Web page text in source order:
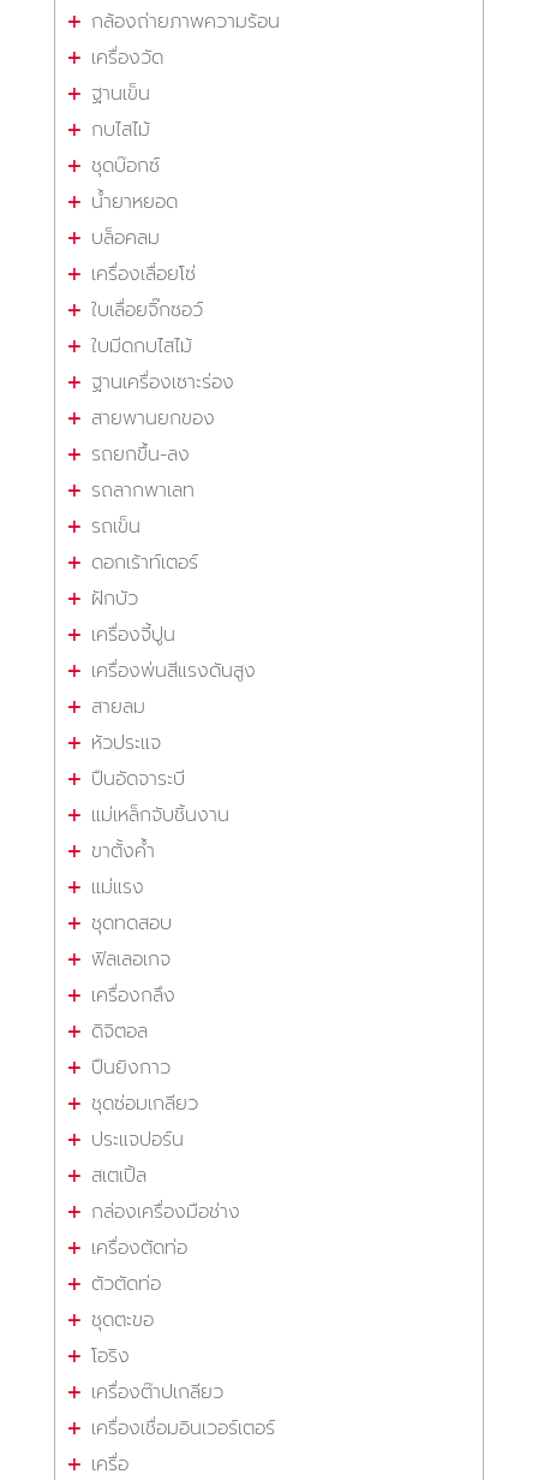
กล้องถ่ายภาพความร้อน
เครื่องวัด
ฐานเข็น
กบไสไม้
ชุดบ๊อกซ์
น้ำยาหยอด
บล็อคลม
เครื่องเลื่อยโซ่
ใบเลื่อยจิ๊กซอว์
ใบมีดกบไสไม้
ฐานเครื่องเซาะร่อง
สายพานยกของ
รถยกขึ้น-ลง
รถลากพาเลท
รถเข็น
ดอกเร้าท์เตอร์
ฝักบัว
เครื่องจี้ปูน
เครื่องพ่นสีแรงดันสูง
สายลม
หัวประแจ
ปืนอัดจาระบี
แม่เหล็กจับชิ้นงาน
ขาตั้งค้ำ
แม่แรง
ชุดทดสอบ
ฟิลเลอเกจ
เครื่องกลึง
ดิจิตอล
ปืนยิงกาว
ชุดซ่อมเกลียว
ประแจปอร์น
สเตเปิ้ล
กล่องเครื่องมือช่าง
เครื่องตัดท่อ
ตัวตัดท่อ
ชุดตะขอ
โอริง
เครื่องต๊าปเกลียว
เครื่องเชื่อมอินเวอร์เตอร์
เครื่อ